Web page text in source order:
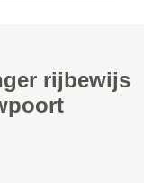
rijbewijs